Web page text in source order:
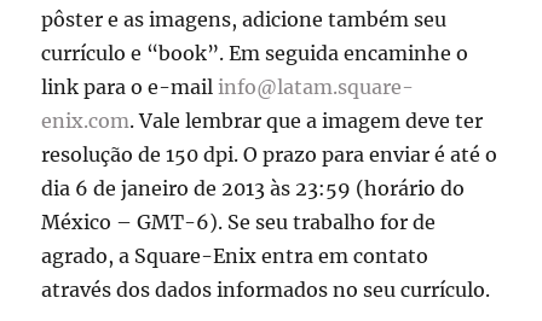
pôster e as imagens, adicione também seu
currículo e “book”. Em seguida encaminhe o
link para o e-mailinfo@latam.square-
enix.com. Vale lembrar que a imagem deve ter
resolução de 150 dpi. O prazo para enviar é até o
dia 6 de janeiro de 2013 às 23:59 (horário do
México – GMT-6). Se seu trabalho for de
agrado, a Square-Enix entra em contato
através dos dados informados no seu currículo.